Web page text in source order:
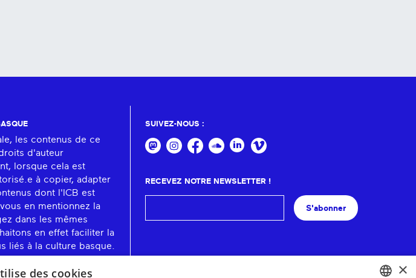
les contenus de ce
d'auteur
lorsque cela est
à copier, adapter
dont l'ICB est
en mentionnez la
dans les mêmes
en effet faciliter la
liés à la culture basque.
SUIVEZ-NOUS :
RECEVEZ NOTRE NEWSLETTER !
S'abonner
×
des cookies